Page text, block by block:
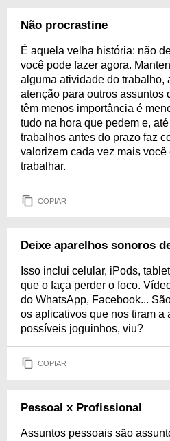
Não procrastine
É aquela velha história: não
você pode fazer agora.
alguma atividade do trabalho,
atenção para outros assuntos
têm menos importância é
tudo na hora que pedem e,
trabalhos antes do prazo faz
valorizem cada vez mais você
trabalhar.
COPIAR
Deixe aparelhos sonoros
Isso inclui celular, iPods,
que o faça perder o foco.
do WhatsApp, Facebook...
os aplicativos que nos tiram a
possíveis joguinhos, viu?
COPIAR
Pessoal x Profissional
Assuntos pessoais são